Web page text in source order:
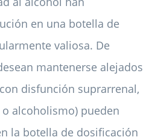
en una botella de
valiosa. De
mantenerse alejados
disfunción suprarrenal,
alcoholismo) pueden
la botella de dosificación